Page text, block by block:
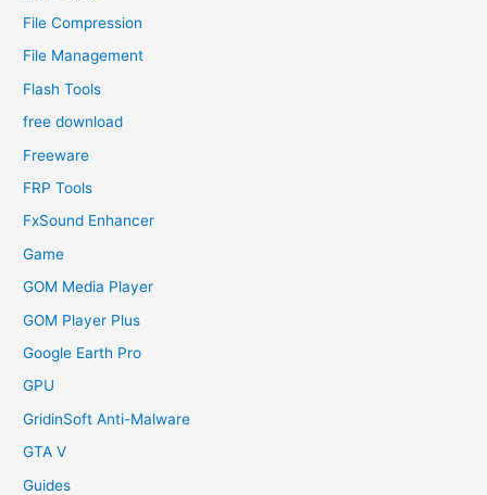
File Compression
File Management
Flash Tools
free download
Freeware
FRP Tools
FxSound Enhancer
Game
GOM Media Player
GOM Player Plus
Google Earth Pro
GPU
GridinSoft Anti-Malware
GTA V
Guides